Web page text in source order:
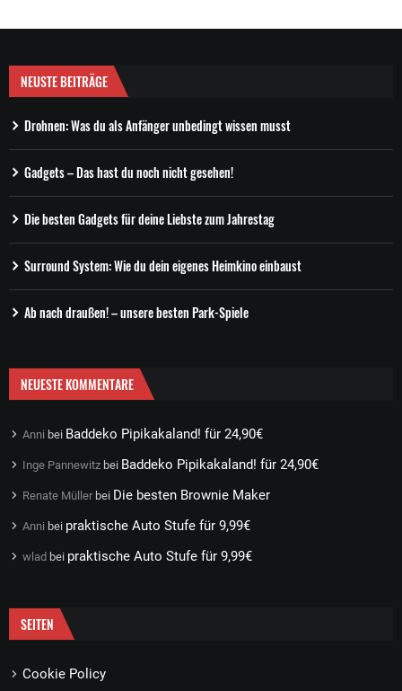
NEUSTE BEITRÄGE
Drohnen: Was du als Anfänger unbedingt wissen musst
Gadgets – Das hast du noch nicht gesehen!
Die besten Gadgets für deine Liebste zum Jahrestag
Surround System: Wie du dein eigenes Heimkino einbaust
Ab nach draußen! – unsere besten Park-Spiele
NEUESTE KOMMENTARE
Anni bei Baddeko Pipikakaland! für 24,90€
Inge Pannewitz bei Baddeko Pipikakaland! für 24,90€
Renate Müller bei Die besten Brownie Maker
Anni bei praktische Auto Stufe für 9,99€
wlad bei praktische Auto Stufe für 9,99€
SEITEN
Cookie Policy